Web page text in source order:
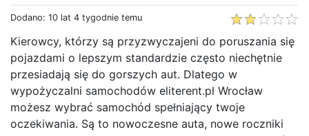
Dodano: 10 lat 4 tygodnie temu
Kierowcy, którzy są przyzwyczajeni do poruszania się
pojazdami o lepszym standardzie często niechętnie
przesiadają się do gorszych aut. Dlatego w
wypożyczalni samochodów eliterent.pl Wrocław
możesz wybrać samochód spełniający twoje
oczekiwania. Są to nowoczesne auta, nowe roczniki